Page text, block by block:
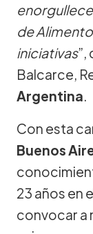
de
iniciativas”,
Balcarce,
Argentina.
Con esta
Buenos
23 años en
convocar a